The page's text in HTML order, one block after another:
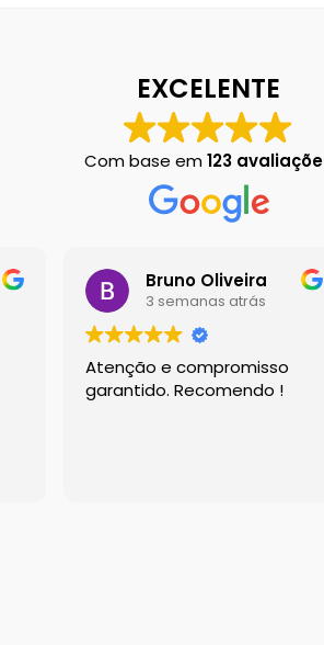
Dony LocaçõesPortfolio
EXCELENTE
Com base em123
Bruno Oliveira
3 semanas atrás
Atenção e compromisso
garantido. Recomendo !